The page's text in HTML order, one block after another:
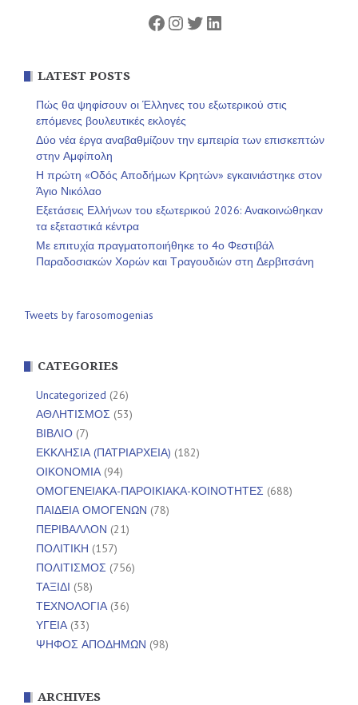
Facebook
Instagram
Twitter
Linkedin
LATEST POSTS
Πώς θα ψηφίσουν οι Έλληνες του εξωτερικού στις
επόμενες βουλευτικές εκλογές
Δύο νέα έργα αναβαθμίζουν την εμπειρία των επισκεπτών
στην Αμφίπολη
Η πρώτη «Οδός Αποδήμων Κρητών» εγκαινιάστηκε στον
Άγιο Νικόλαο
Εξετάσεις Ελλήνων του εξωτερικού 2026: Ανακοινώθηκαν
τα εξεταστικά κέντρα
Με επιτυχία πραγματοποιήθηκε το 4ο Φεστιβάλ
Παραδοσιακών Χορών και Τραγουδιών στη Δερβιτσάνη
Tweets by farosomogenias
CATEGORIES
Uncategorized (26)
ΑΘΛΗΤΙΣΜΟΣ (53)
ΒΙΒΛΙΟ (7)
ΕΚΚΛΗΣΙΑ (ΠΑΤΡΙΑΡΧΕΙΑ) (182)
ΟΙΚΟΝΟΜΙΑ(94)
ΟΜΟΓΕΝΕΙΑΚΑ-ΠΑΡΟΙΚΙΑΚΑ-ΚΟΙΝΟΤΗΤΕΣ (688)
ΠΑΙΔΕΙΑ ΟΜΟΓΕΝΩΝ (78)
ΠΕΡΙΒΑΛΛΟΝ (21)
ΠΟΛΙΤΙΚΗ (157)
ΠΟΛΙΤΙΣΜΟΣ (756)
ΤΑΞΙΔΙ (58)
ΤΕΧΝΟΛΟΓΙΑ(36)
ΥΓΕΙΑ(33)
ΨΗΦΟΣ ΑΠΟΔΗΜΩΝ (98)
ARCHIVES